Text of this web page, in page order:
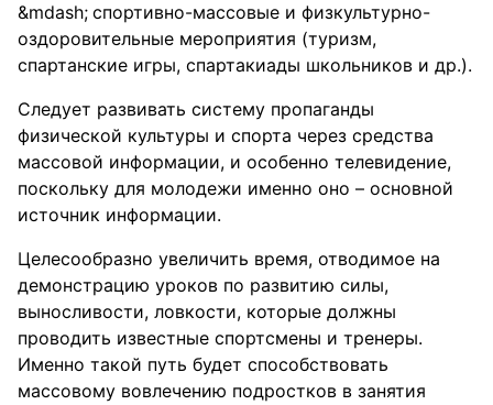
спортивно-массовые и физкультурно-
оздоровительные мероприятия (туризм,
спартанские игры, спартакиады школьников и др.).
Следует развивать систему пропаганды
физической культуры и спорта через средства
массовой информации, и особенно телевидение,
поскольку для молодежи именно оно – основной
источник информации.
Целесообразно увеличить время, отводимое на
демонстрацию уроков по развитию силы,
выносливости, ловкости, которые должны
проводить известные спортсмены и тренеры.
Именно такой путь будет способствовать
массовому вовлечению подростков в занятия